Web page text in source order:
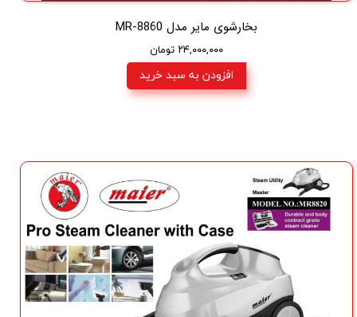
بخارشوی مایر مدل MR-8860
۲۴,۰۰۰,۰۰۰ تومان
افزودن به سبد خرید